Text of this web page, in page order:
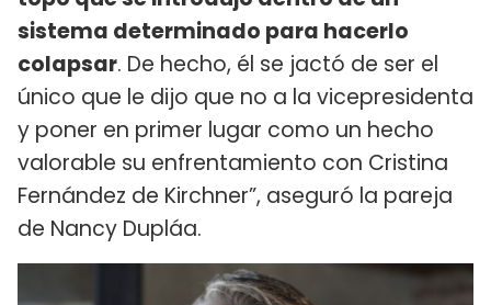
sistema determinado para hacerlo
colapsar. De hecho, él se jactó de ser el
único que le dijo que no a la vicepresidenta
y poner en primer lugar como un hecho
valorable su enfrentamiento con Cristina
Fernández de Kirchner”, aseguró la pareja
de Nancy Dupláa.